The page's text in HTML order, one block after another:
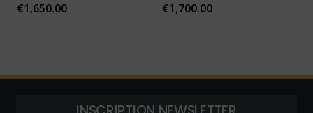
€1,650.00 €1,700.00